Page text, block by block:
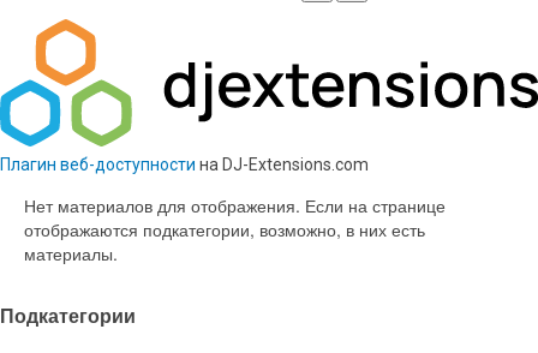
Плагин веб-доступности на DJ-Extensions.com
Нет материалов для отображения. Если на странице
отображаются подкатегории, возможно, в них есть
материалы.
Подкатегории